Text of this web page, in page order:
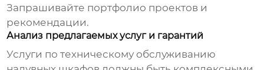
Запрашивайте портфолио проектов и
рекомендации.
Анализ предлагаемых услуг и гарантий
Услуги по техническому обслуживанию